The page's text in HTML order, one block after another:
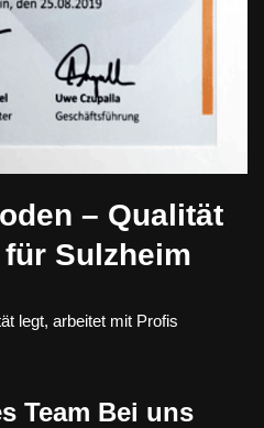
– Qualität
Sulzheim
legt, arbeitet mit Profis
Team Bei uns